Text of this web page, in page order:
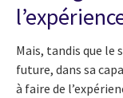
Mais, tandis que le
future, dans sa
à faire de